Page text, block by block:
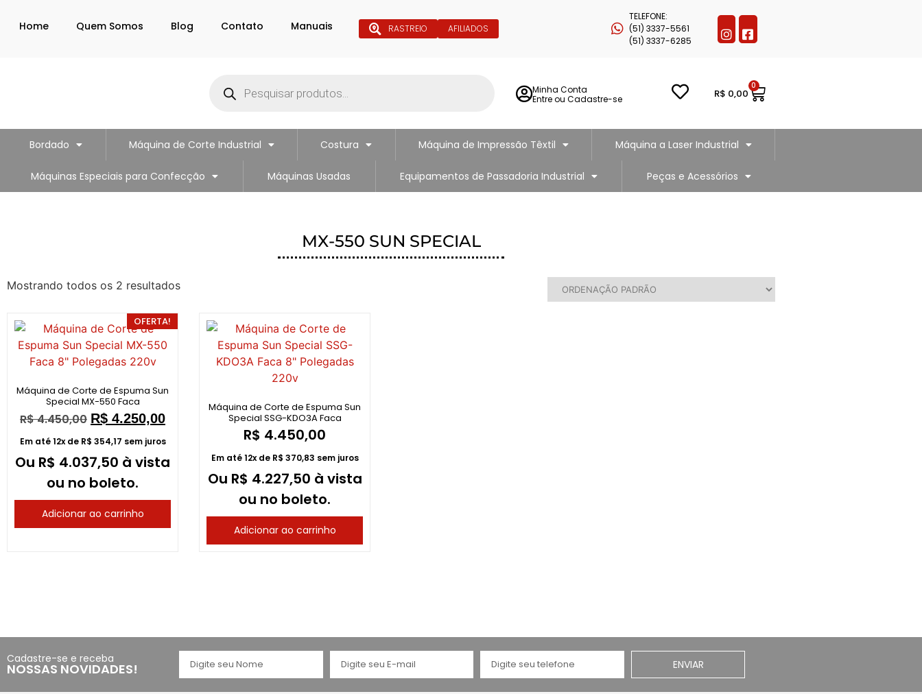
Home Quem Somos Blog Contato Manuais RASTREIO AFILIADOS
TELEFONE:
(51) 3337-5561
(51) 3337-6285
Minha Conta
Entre ou Cadastre-se
R$ 0,00
0
Bordado Máquina de Corte Industrial Costura Máquina de Impressão Têxtil Máquina a Laser Industrial
Máquinas Especiais para Confecção Máquinas Usadas Equipamentos de Passadoria Industrial Peças e Acessórios
MX-550 SUN SPECIAL
Mostrando todos os 2 resultados
OFERTA!
Máquina de Corte de Espuma Sun
Special MX-550 Faca
R$4.450,00 R$ 4.250,00
Em até 12x de R$ 354,17 sem juros
Ou R$ 4.037,50 à vista
ou no boleto.
Adicionar ao carrinho
Máquina de Corte de Espuma Sun
Special SSG-KDO3A Faca
R$ 4.450,00
Em até 12x de R$ 370,83 sem juros
Ou R$ 4.227,50 à vista
ou no boleto.
Adicionar ao carrinho
Cadastre-se e receba
NOSSAS NOVIDADES! ENVIAR